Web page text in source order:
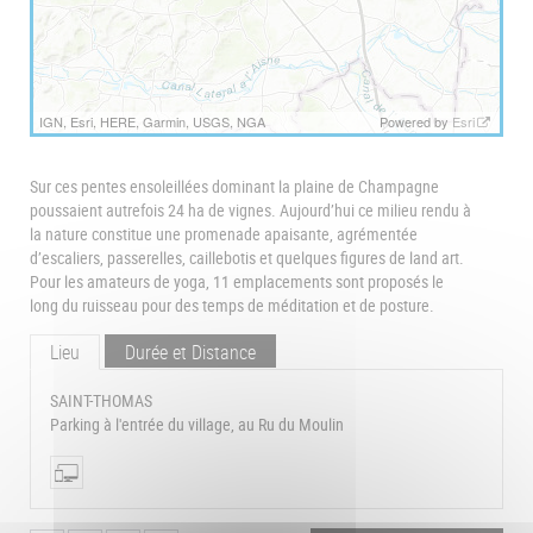
IGN, Esri, HERE, Garmin, USGS, NGA Powered by Esri
Sur ces pentes ensoleillées dominant la plaine de Champagne
poussaient autrefois 24 ha de vignes. Aujourd’hui ce milieu rendu à
la nature constitue une promenade apaisante, agrémentée
d’escaliers, passerelles, caillebotis et quelques figures de land art.
Pour les amateurs de yoga, 11 emplacements sont proposés le
long du ruisseau pour des temps de méditation et de posture.
Lieu Durée et Distance
SAINT-THOMAS
Parking à l'entrée du village, au Ru du Moulin